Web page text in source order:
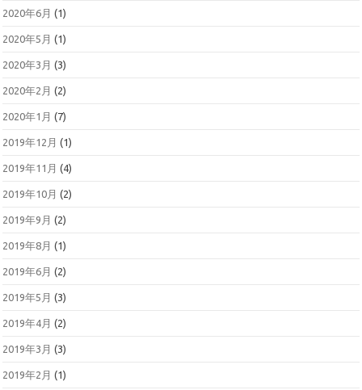
2020年6月 (1)
2020年5月 (1)
2020年3月 (3)
2020年2月 (2)
2020年1月 (7)
2019年12月 (1)
2019年11月 (4)
2019年10月 (2)
2019年9月 (2)
2019年8月 (1)
2019年6月 (2)
2019年5月 (3)
2019年4月 (2)
2019年3月 (3)
2019年2月 (1)